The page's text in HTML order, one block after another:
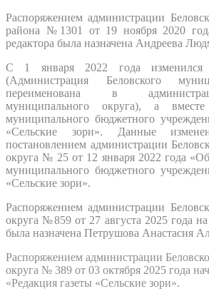
Распоряжением администрации
района №1301 от 19 ноября 2020
редактора была назначена Андреева
С 1 января 2022 года изменился
(Администрация Беловского
переименована в
муниципального округа), а
муниципального бюджетного
«Сельские зори». Данные
постановлением администрации
округа № 25 от 12 января 2022 года
муниципального бюджетного
«Сельские зори».
Распоряжением администрации
округа №859 от 27 августа 2025 года
была назначена Петрушова Анастасия
Распоряжением администрации
округа № 389 от 03 октября 2025 года
«Редакция газеты «Сельские зори».